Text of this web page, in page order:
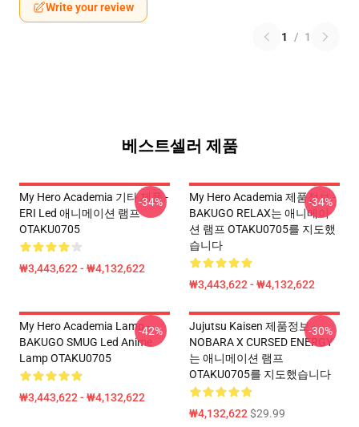
Write your review
1 / 1
베스트셀러 제품
My Hero Academia 기타 제품 -
ERI Led 애니메이션 램프
OTAKU0705
₩3,443,622 - ₩4,132,622
-34%
My Hero Academia 제품정보 -
BAKUGO RELAX는 애니메이
션 램프 OTAKU0705를 지도했
습니다
₩3,443,622 - ₩4,132,622
-34%
My Hero Academia Lamp -
BAKUGO SMUG Led Anime
Lamp OTAKU0705
₩3,443,622 - ₩4,132,622
-42%
Jujutsu Kaisen 제품정보 -
NOBARA X CURSED ENERGY
는 애니메이션 램프
OTAKU0705를 지도했습니다
₩4,132,622$29.99
-30%